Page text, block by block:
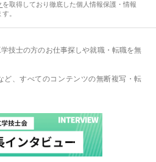
を取得しており徹底した個人情報保護・情報
。
技士の方のお仕事探しや就職・転職を無
ど、すべてのコンテンツの無断複写・転